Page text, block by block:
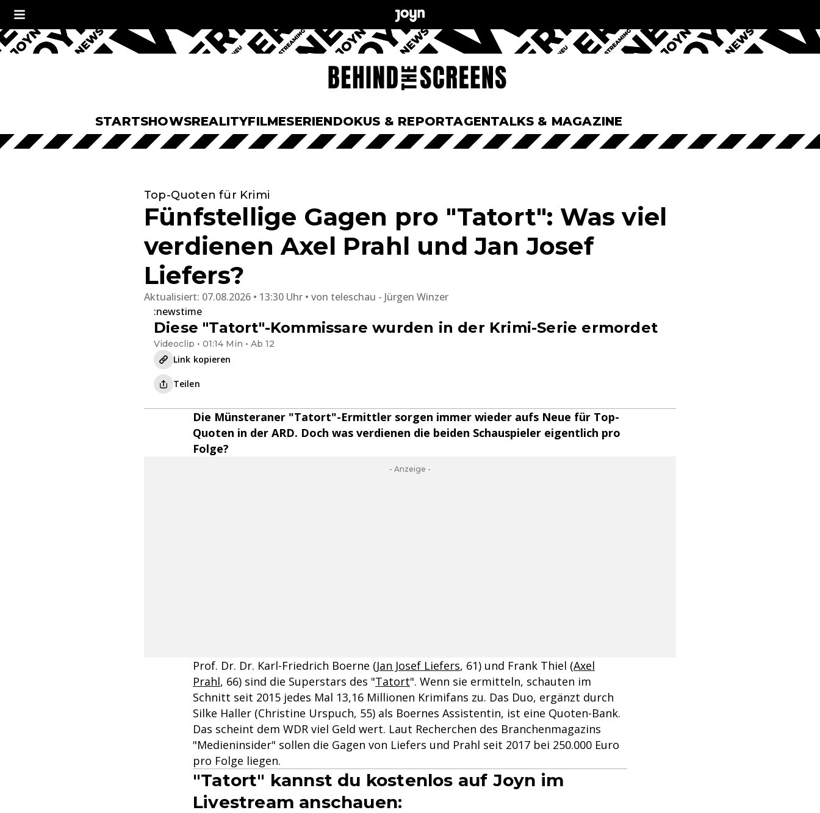
STARTSHOWSREALITYFILMESERIENDOKUS & REPORTAGENTALKS & MAGAZINE
Top-Quoten für Krimi
Fünfstellige Gagen pro "Tatort": Was viel
verdienen Axel Prahl und Jan Josef
Liefers?
Aktualisiert: 07.08.2026 • 13:30 Uhr von teleschau - Jürgen Winzer
:newstime
Diese "Tatort"-Kommissare wurden in der Krimi-Serie ermordet
Videoclip • 01:14 Min • Ab 12
Link kopieren
Teilen
Die Münsteraner "Tatort"-Ermittler sorgen immer wieder aufs Neue für Top-
Quoten in der ARD. Doch was verdienen die beiden Schauspieler eigentlich pro
Folge?
- Anzeige -
Prof. Dr. Dr. Karl-Friedrich Boerne (Jan Josef Liefers, 61) und Frank Thiel (Axel
Prahl, 66) sind die Superstars des "Tatort". Wenn sie ermitteln, schauten im
Schnitt seit 2015 jedes Mal 13,16 Millionen Krimifans zu. Das Duo, ergänzt durch
Silke Haller (Christine Urspuch, 55) als Boernes Assistentin, ist eine Quoten-Bank.
Das scheint dem WDR viel Geld wert. Laut Recherchen des Branchenmagazins
"Medieninsider" sollen die Gagen von Liefers und Prahl seit 2017 bei 250.000 Euro
pro Folge liegen.
"Tatort" kannst du kostenlos auf Joyn im
Livestream anschauen: